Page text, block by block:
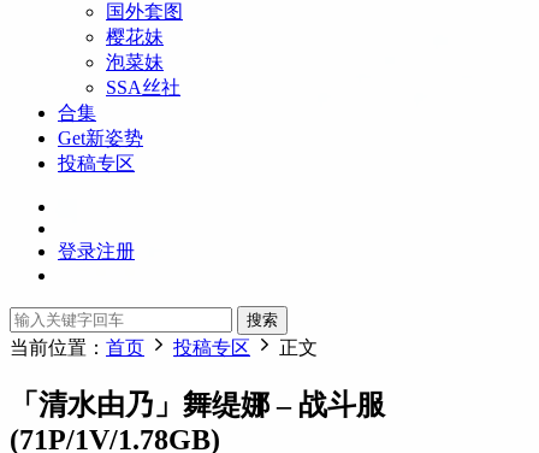
国外套图
樱花妹
泡菜妹
SSA丝社
合集
Get新姿势
投稿专区
登录注册
搜索
当前位置： 首页 投稿专区 正文
「清水由乃」舞缇娜 – 战斗服
(71P/1V/1.78GB)